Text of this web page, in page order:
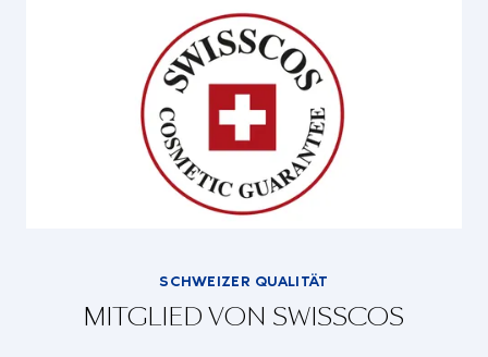
SCHWEIZER QUALITÄT
MITGLIED VON SWISSCOS